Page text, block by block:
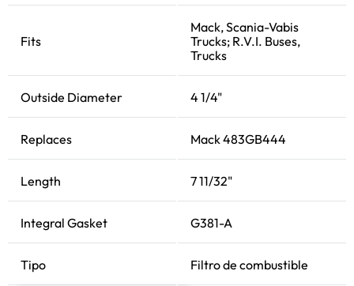
Fits
Mack, Scania-Vabis
Trucks; R.V.I. Buses,
Trucks
Outside Diameter 4 1/4"
Replaces Mack 483GB444
Length 7 11/32"
Integral Gasket G381-A
Tipo Filtro de combustible